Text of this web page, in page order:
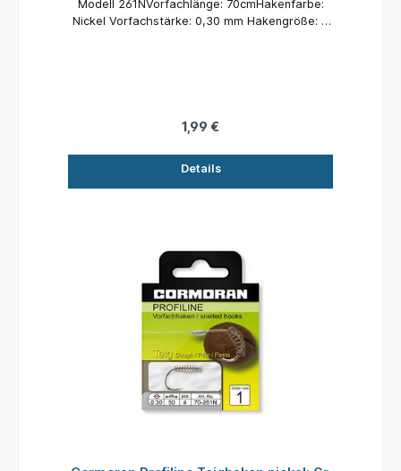
Modell 261NVorfachlänge: 70cmHakenfarbe:
Nickel Vorfachstärke: 0,30 mm Hakengröße: 2
1,99 €
Details